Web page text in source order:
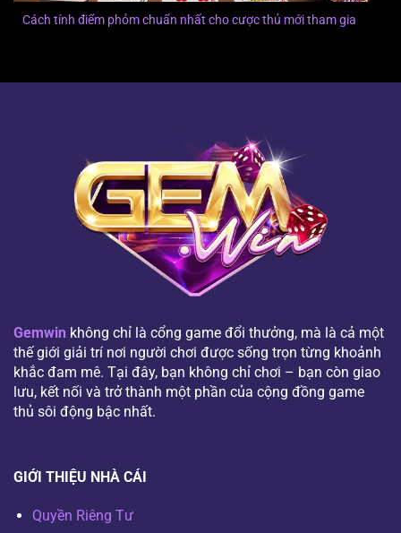
Cách tính điểm phỏm chuẩn nhất cho cược thủ mới tham gia
Gemwin không chỉ là cổng game đổi thưởng, mà là cả một
thế giới giải trí nơi người chơi được sống trọn từng khoảnh
khắc đam mê. Tại đây, bạn không chỉ chơi – bạn còn giao
lưu, kết nối và trở thành một phần của cộng đồng game
thủ sôi động bậc nhất.
GIỚI THIỆU NHÀ CÁI
Quyền Riêng Tư